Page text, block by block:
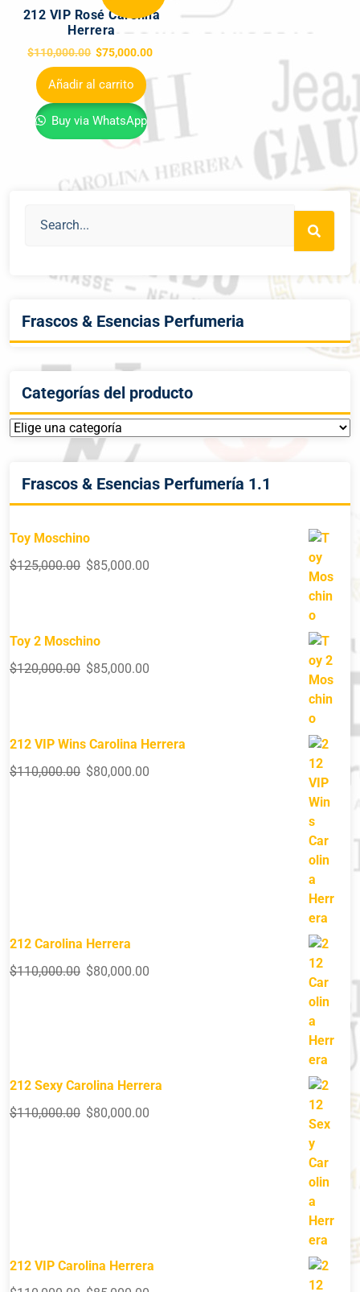
212 VIP Rosé Carolina
Herrera
$110,000.00 $75,000.00
Añadir al carrito
Buy via WhatsApp
Frascos & Esencias Perfumeria
Categorías del producto
Frascos & Esencias Perfumería 1.1
Toy Moschino
$125,000.00 $85,000.00
Toy 2 Moschino
$120,000.00 $85,000.00
212 VIP Wins Carolina Herrera
$110,000.00 $80,000.00
212 Carolina Herrera
$110,000.00 $80,000.00
212 Sexy Carolina Herrera
$110,000.00 $80,000.00
212 VIP Carolina Herrera